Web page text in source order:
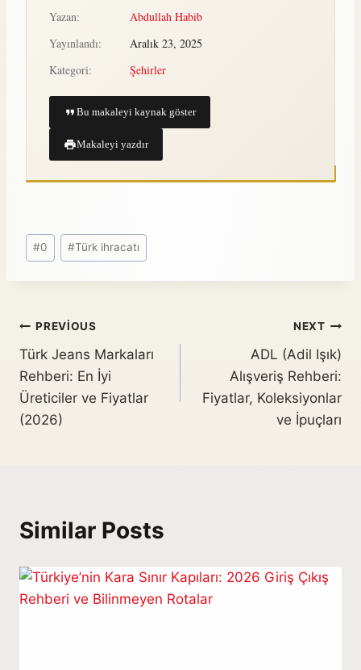
Yazan:
Abdullah Habib
Yayınlandı:
Aralık 23, 2025
Kategori:
Şehirler
Bu makaleyi kaynak göster
Makaleyi yazdır
#0 #Türk ihracatı
PREVIOUS
Türk Jeans Markaları
Rehberi: En İyi
Üreticiler ve Fiyatlar
(2026)
NEXT
ADL (Adil Işık)
Alışveriş Rehberi:
Fiyatlar, Koleksiyonlar
ve İpuçları
Similar Posts